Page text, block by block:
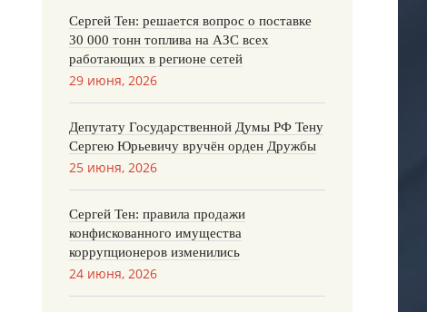
Сергей Тен: решается вопрос о поставке
30 000 тонн топлива на АЗС всех
работающих в регионе сетей
29 июня, 2026
Депутату Государственной Думы РФ Тену
Сергею Юрьевичу вручён орден Дружбы
25 июня, 2026
Сергей Тен: правила продажи
конфискованного имущества
коррупционеров изменились
24 июня, 2026